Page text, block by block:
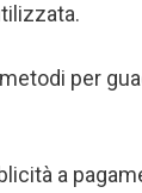
per
a